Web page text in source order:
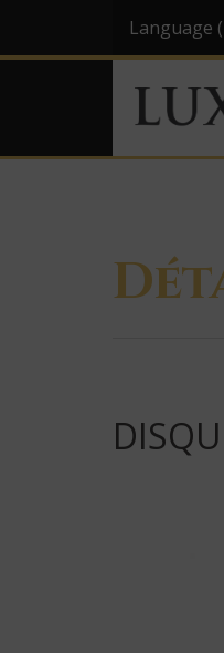
Language